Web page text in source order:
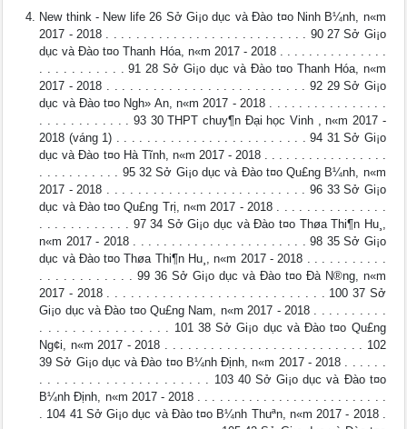
New think - New life 26 Sở Gi¡o dục và Đào t¤o Ninh B¼nh, n«m
2017 - 2018 . . . . . . . . . . . . . . . . . . . . . . . . . . . 90 27 Sở Gi¡o
dục và Đào t¤o Thanh Hóa, n«m 2017 - 2018 . . . . . . . . . . . . . . .
. . . . . . . . . . . 91 28 Sở Gi¡o dục và Đào t¤o Thanh Hóa, n«m
2017 - 2018 . . . . . . . . . . . . . . . . . . . . . . . . . . 92 29 Sở Gi¡o
dục và Đào t¤o Ngh» An, n«m 2017 - 2018 . . . . . . . . . . . . . . . .
. . . . . . . . . . . . 93 30 THPT chuy¶n Đại học Vinh , n«m 2017 -
2018 (váng 1) . . . . . . . . . . . . . . . . . . . . . . . . . 94 31 Sở Gi¡o
dục và Đào t¤o Hà Tĩnh, n«m 2017 - 2018 . . . . . . . . . . . . . . . . .
. . . . . . . . . . . 95 32 Sở Gi¡o dục và Đào t¤o Qu£ng B¼nh, n«m
2017 - 2018 . . . . . . . . . . . . . . . . . . . . . . . . . . 96 33 Sở Gi¡o
dục và Đào t¤o Qu£ng Trị, n«m 2017 - 2018 . . . . . . . . . . . . . . .
. . . . . . . . . . . . 97 34 Sở Gi¡o dục và Đào t¤o Thøa Thi¶n Hu¸,
n«m 2017 - 2018 . . . . . . . . . . . . . . . . . . . . . . . 98 35 Sở Gi¡o
dục và Đào t¤o Thøa Thi¶n Hu¸, n«m 2017 - 2018 . . . . . . . . . . .
. . . . . . . . . . . . 99 36 Sở Gi¡o dục và Đào t¤o Đà N®ng, n«m
2017 - 2018 . . . . . . . . . . . . . . . . . . . . . . . . . . . . 100 37 Sở
Gi¡o dục và Đào t¤o Qu£ng Nam, n«m 2017 - 2018 . . . . . . . . . .
. . . . . . . . . . . . . . . . 101 38 Sở Gi¡o dục và Đào t¤o Qu£ng
Ng¢i, n«m 2017 - 2018 . . . . . . . . . . . . . . . . . . . . . . . . . . 102
39 Sở Gi¡o dục và Đào t¤o B¼nh Định, n«m 2017 - 2018 . . . . . .
. . . . . . . . . . . . . . . . . . . . . 103 40 Sở Gi¡o dục và Đào t¤o
B¼nh Định, n«m 2017 - 2018 . . . . . . . . . . . . . . . . . . . . . . . . . .
. 104 41 Sở Gi¡o dục và Đào t¤o B¼nh Thuªn, n«m 2017 - 2018 .